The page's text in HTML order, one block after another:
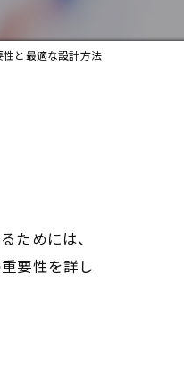
と最適な設計方法
ためには、
要性を詳し